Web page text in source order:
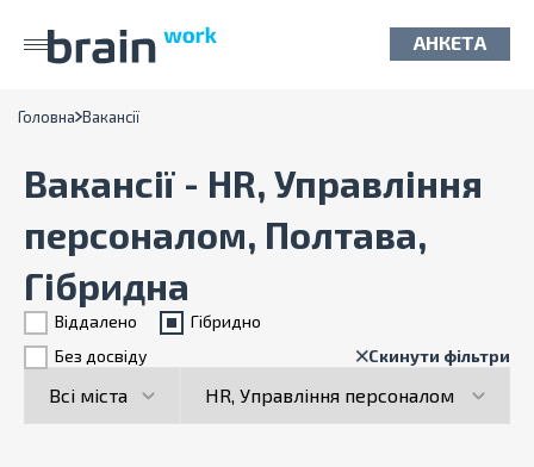
АНКЕТА
Головна Вакансії
Вакансії - HR, Управління
персоналом, Полтава,
Гібридна
Віддалено
Гiбридно
Без досвіду
Скинути фільтри